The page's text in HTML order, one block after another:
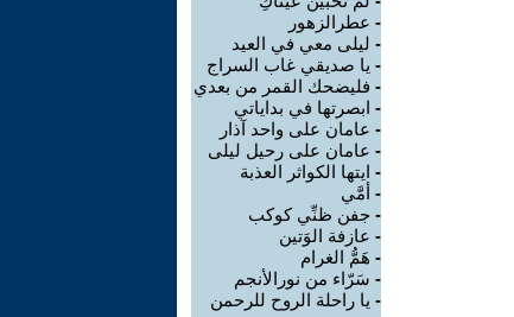
- عطرالزهور
- ليلى معي في العيد
- يا صديقي غاب السراج
- فليضحك القمر من بعدي
- ابصرتها في بداياتي
- عامان على واحد آذار
- عامان على رحيل ليلى
- ايتها الكواثر العذبة
- أمَّي
- جفن ظنِّي كوكب
- عازفة الوَتين
- هَمُّ الغرام
- سَرّاء من نورالأنجم
- يا راحلة الروح للرحمن